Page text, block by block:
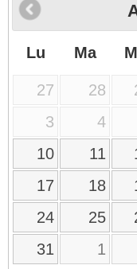
Lu Ma
27 28
3
4
10
11
17
18
24
25
31
1